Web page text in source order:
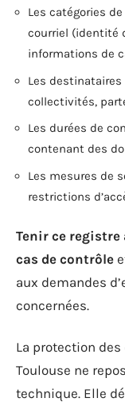
Les catégories
courriel (identité
informations de
Les
collectivités,
Les durées de
contenant des
Les mesures de
restrictions
Tenir ce registre
cas de contrôle
aux demandes
concernées.
La protection des
Toulouse ne
technique. Elle